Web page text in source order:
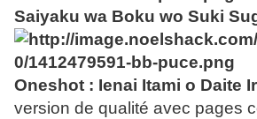
Saiyaku wa Boku wo Suki
Oneshot : Ienai Itami o Daite
version de qualité avec pages